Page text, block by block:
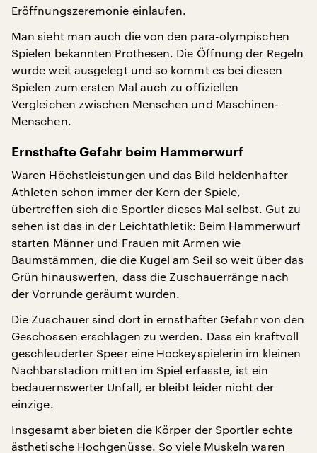
Eröffnungszeremonie einlaufen.
Man sieht man auch die von den para-olympischen
Spielen bekannten Prothesen. Die Öffnung der Regeln
wurde weit ausgelegt und so kommt es bei diesen
Spielen zum ersten Mal auch zu offiziellen
Vergleichen zwischen Menschen und Maschinen-
Menschen.
Ernsthafte Gefahr beim Hammerwurf
Waren Höchstleistungen und das Bild heldenhafter
Athleten schon immer der Kern der Spiele,
übertreffen sich die Sportler dieses Mal selbst. Gut zu
sehen ist das in der Leichtathletik: Beim Hammerwurf
starten Männer und Frauen mit Armen wie
Baumstämmen, die die Kugel am Seil so weit über das
Grün hinauswerfen, dass die Zuschauerränge nach
der Vorrunde geräumt wurden.
Die Zuschauer sind dort in ernsthafter Gefahr von den
Geschossen erschlagen zu werden. Dass ein kraftvoll
geschleuderter Speer eine Hockeyspielerin im kleinen
Nachbarstadion mitten im Spiel erfasste, ist ein
bedauernswerter Unfall, er bleibt leider nicht der
einzige.
Insgesamt aber bieten die Körper der Sportler echte
ästhetische Hochgenüsse. So viele Muskeln waren